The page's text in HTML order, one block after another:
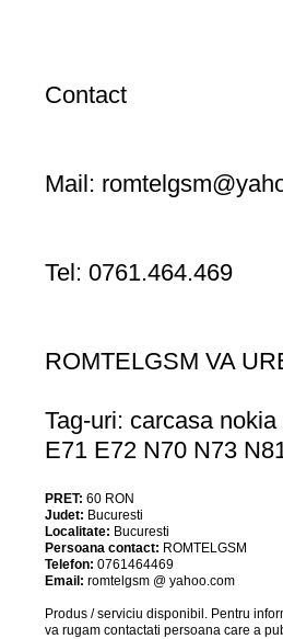
Contact
Mail:
Tel: 0761.464.469
ROMTELGSM VA
Tag-uri: carcasa
E71 E72 N70 N73
PRET: 60 RON
Judet: Bucuresti
Localitate: Bucuresti
Persoana contact: ROMTELGSM
Telefon: 0761464469
Email: romtelgsm @ yahoo.com
Produs / serviciu disponibil . Pentru
va rugam contactati persoana care a